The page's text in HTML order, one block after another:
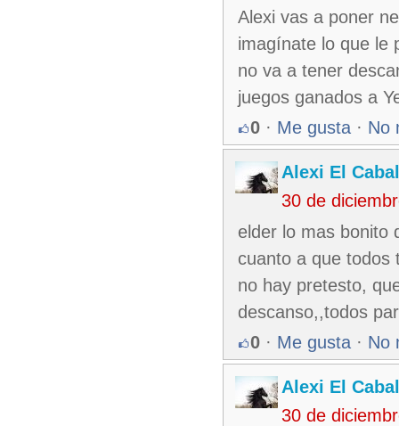
Alexi vas a poner
imagínate lo que le
no va a tener
juegos ganados a
0 · Me gusta · No
Alexi El
30 de
elder lo mas bonito
cuanto a que todos
no hay pretesto,
descanso,,todos
0 · Me gusta · No
Alexi El
30 de